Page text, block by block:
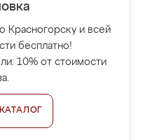
Красногорску и всей
бесплатно!
10% от стоимости